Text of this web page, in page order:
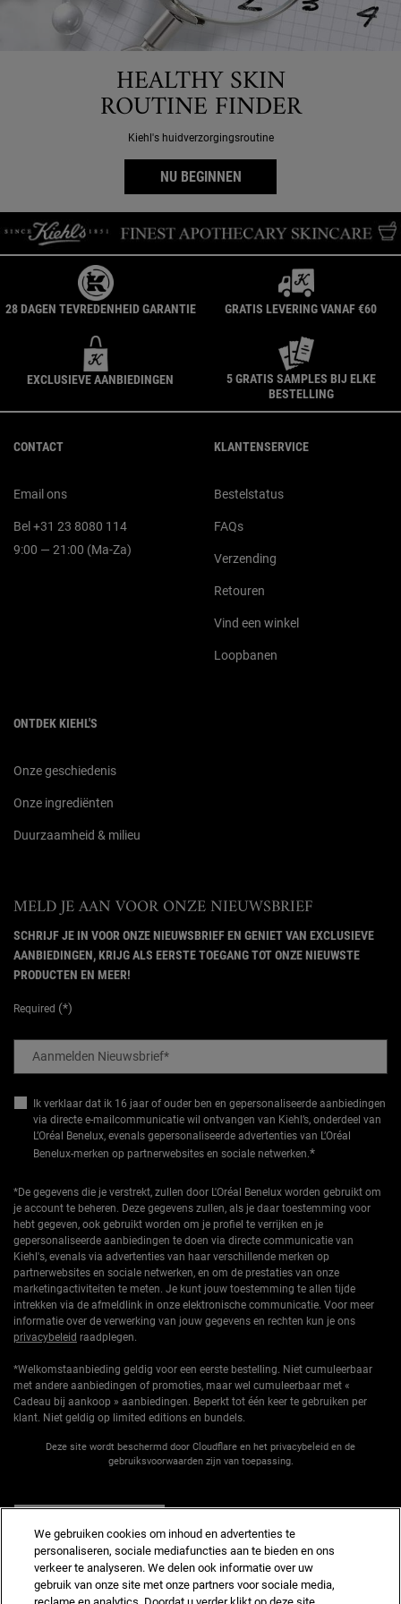
HEALTHY SKIN
ROUTINE FINDER
Kiehl's huidverzorgingsroutine
NU BEGINNEN
28 DAGEN TEVREDENHEID GARANTIE GRATIS LEVERING VANAF €60
EXCLUSIEVE AANBIEDINGEN
5 GRATIS SAMPLES BIJ ELKE
BESTELLING
CONTACT
Email ons
Bel +31 23 8080 114
9:00 — 21:00 (Ma-Za)
KLANTENSERVICE
Bestelstatus
FAQs
Verzending
Retouren
Vind een winkel
Loopbanen
ONTDEK KIEHL'S
Onze geschiedenis
Onze ingrediënten
Duurzaamheid & milieu
MELD JE AAN VOOR ONZE NIEUWSBRIEF
SCHRIJF JE IN VOOR ONZE NIEUWSBRIEF EN GENIET VAN EXCLUSIEVE
AANBIEDINGEN, KRIJG ALS EERSTE TOEGANG TOT ONZE NIEUWSTE
PRODUCTEN EN MEER!
Required (*)
Aanmelden Nieuwsbrief*
Ik verklaar dat ik 16 jaar of ouder ben en gepersonaliseerde aanbiedingen
via directe e-mailcommunicatie wil ontvangen van Kiehl’s, onderdeel van
L’Oréal Benelux, evenals gepersonaliseerde advertenties van L’Oréal
Benelux-merken op partnerwebsites en sociale netwerken.*
*De gegevens die je verstrekt, zullen door L'Oréal Benelux worden gebruikt om
je account te beheren. Deze gegevens zullen, als je daar toestemming voor
hebt gegeven, ook gebruikt worden om je profiel te verrijken en je
gepersonaliseerde aanbiedingen te doen via directe communicatie van
Kiehl's, evenals via advertenties van haar verschillende merken op
partnerwebsites en sociale netwerken, en om de prestaties van onze
marketingactiviteiten te meten. Je kunt jouw toestemming te allen tijde
intrekken via de afmeldlink in onze elektronische communicatie. Voor meer
informatie over de verwerking van jouw gegevens en rechten kun je ons
privacybeleid raadplegen.
*Welkomstaanbieding geldig voor een eerste bestelling. Niet cumuleerbaar
met andere aanbiedingen of promoties, maar wel cumuleerbaar met «
Cadeau bij aankoop » aanbiedingen. Beperkt tot één keer te gebruiken per
klant. Niet geldig op limited editions en bundels.
Deze site wordt beschermd door Cloudflare en het privacybeleid en de
gebruiksvoorwaarden zijn van toepassing.
We gebruiken cookies om inhoud en advertenties te
personaliseren, sociale mediafuncties aan te bieden en ons
verkeer te analyseren. We delen ook informatie over uw
gebruik van onze site met onze partners voor sociale media,